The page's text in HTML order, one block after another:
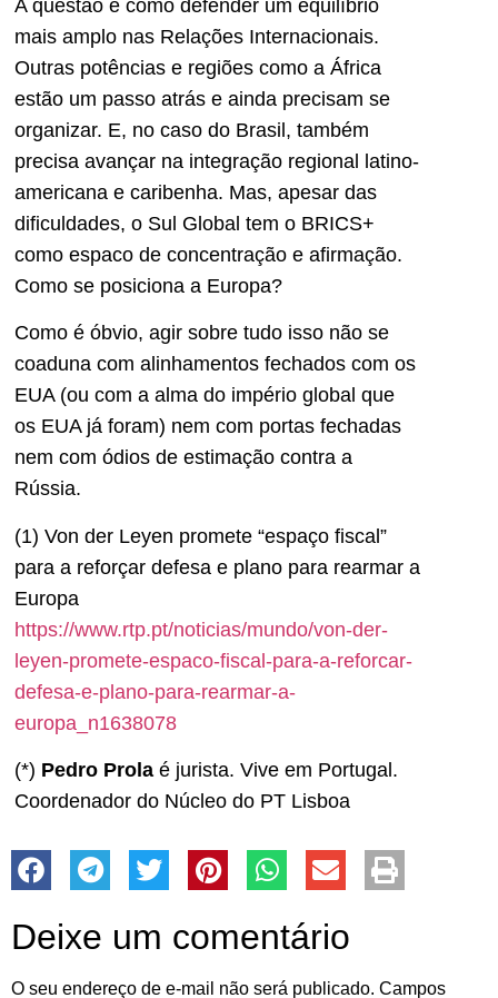
A questão é como defender um equilíbrio
mais amplo nas Relações Internacionais.
Outras potências e regiões como a África
estão um passo atrás e ainda precisam se
organizar. E, no caso do Brasil, também
precisa avançar na integração regional latino-
americana e caribenha. Mas, apesar das
dificuldades, o Sul Global tem o BRICS+
como espaco de concentração e afirmação.
Como se posiciona a Europa?
Como é óbvio, agir sobre tudo isso não se
coaduna com alinhamentos fechados com os
EUA (ou com a alma do império global que
os EUA já foram) nem com portas fechadas
nem com ódios de estimação contra a
Rússia.
(1) Von der Leyen promete “espaço fiscal”
para a reforçar defesa e plano para rearmar a
Europa
https://www.rtp.pt/noticias/mundo/von-der-
leyen-promete-espaco-fiscal-para-a-reforcar-
defesa-e-plano-para-rearmar-a-
europa_n1638078
(*) Pedro Prola é jurista. Vive em Portugal.
Coordenador do Núcleo do PT Lisboa
Deixe um comentário
O seu endereço de e-mail não será publicado. Campos